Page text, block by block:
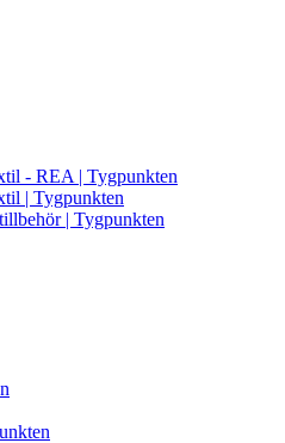
- REA | Tygpunkten
| Tygpunkten
| Tygpunkten